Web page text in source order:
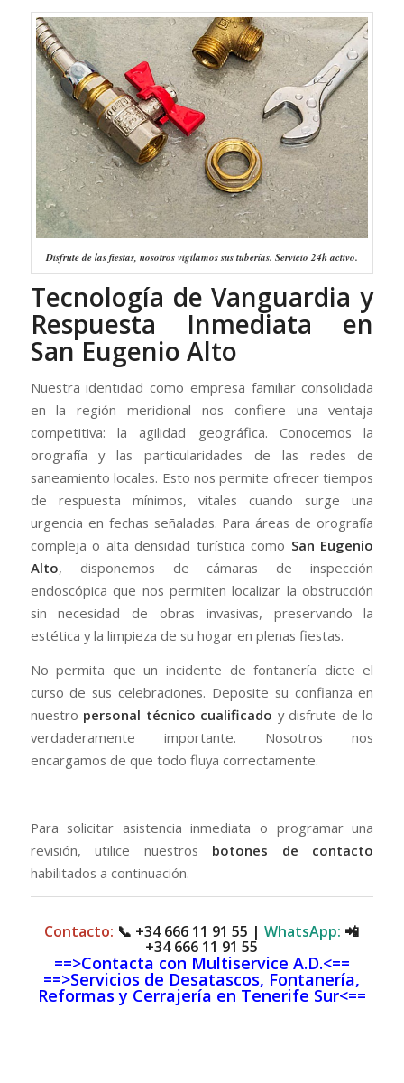
Disfrute de las fiestas, nosotros vigilamos sus tuberías. Servicio 24h activo.
Tecnología de Vanguardia y
Respuesta Inmediata en
San Eugenio Alto
Nuestra identidad como empresa familiar consolidada
en la región meridional nos confiere una ventaja
competitiva: la agilidad geográfica. Conocemos la
orografía y las particularidades de las redes de
saneamiento locales. Esto nos permite ofrecer tiempos
de respuesta mínimos, vitales cuando surge una
urgencia en fechas señaladas. Para áreas de orografía
compleja o alta densidad turística como San Eugenio
Alto, disponemos de cámaras de inspección
endoscópica que nos permiten localizar la obstrucción
sin necesidad de obras invasivas, preservando la
estética y la limpieza de su hogar en plenas fiestas.
No permita que un incidente de fontanería dicte el
curso de sus celebraciones. Deposite su confianza en
nuestro personal técnico cualificado y disfrute de lo
verdaderamente importante. Nosotros nos
encargamos de que todo fluya correctamente.
Para solicitar asistencia inmediata o programar una
revisión, utilice nuestros botones de contacto
habilitados a continuación.
Contacto: 📞 +34 666 11 91 55 |WhatsApp: 📲
+34 666 11 91 55
==>Contacta con Multiservice A.D.<==
==>Servicios de Desatascos, Fontanería,
Reformas y Cerrajería en Tenerife Sur<==